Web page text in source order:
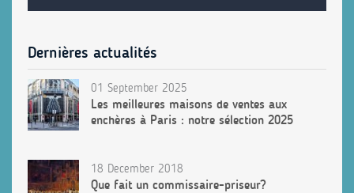
Dernières actualités
01 September 2025
Les meilleures maisons de ventes aux
enchères à Paris : notre sélection 2025
18 December 2018
Que fait un commissaire-priseur?